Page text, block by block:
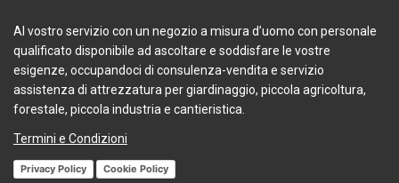
Al vostro servizio con un negozio a misura d’uomo con personale
qualificato disponibile ad ascoltare e soddisfare le vostre
esigenze, occupandoci di consulenza-vendita e servizio
assistenza di attrezzatura per giardinaggio, piccola agricoltura,
forestale, piccola industria e cantieristica.
Termini e Condizioni
Privacy Policy Cookie Policy